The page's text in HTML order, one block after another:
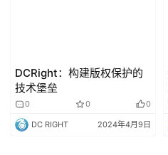
DCRight：构建版权保护的
技术堡垒
0 0 0
DC RIGHT 2024年4月9日